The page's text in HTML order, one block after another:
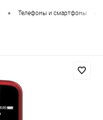
• Телефоны и смартфоны